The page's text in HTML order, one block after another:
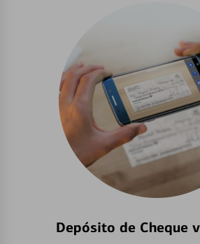
Depósito de Cheque